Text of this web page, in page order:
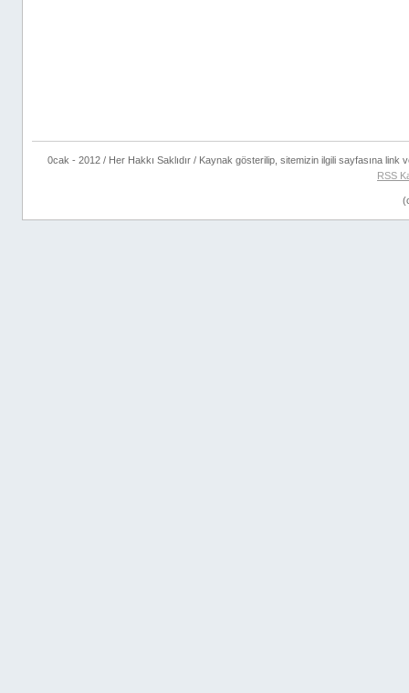
0cak - 2012 / Her Hakkı Saklıdır / Kaynak gösterilip, sitemizin ilgili sayfasına link
RSS